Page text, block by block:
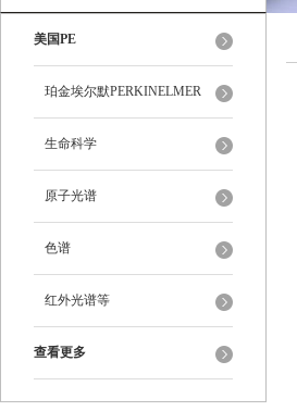
美国PE
珀金埃尔默PERKINELMER
生命科学
原子光谱
色谱
红外光谱等
查看更多